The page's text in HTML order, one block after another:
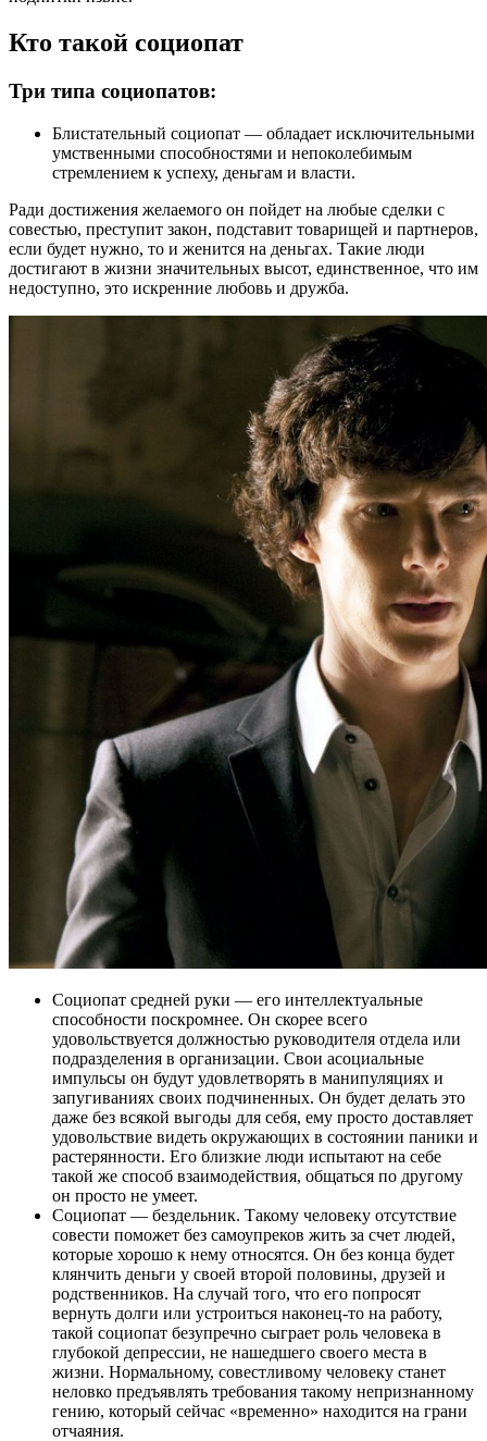
Кто такой социопат
Три типа социопатов:
Блистательный социопат — обладает исключительными
умственными способностями и непоколебимым
стремлением к успеху, деньгам и власти.
Ради достижения желаемого он пойдет на любые сделки с
совестью, преступит закон, подставит товарищей и партнеров,
если будет нужно, то и женится на деньгах. Такие люди
достигают в жизни значительных высот, единственное, что им
недоступно, это искренние любовь и дружба.
Социопат средней руки — его интеллектуальные
способности поскромнее. Он скорее всего
удовольствуется должностью руководителя отдела или
подразделения в организации. Свои асоциальные
импульсы он будут удовлетворять в манипуляциях и
запугиваниях своих подчиненных. Он будет делать это
даже без всякой выгоды для себя, ему просто доставляет
удовольствие видеть окружающих в состоянии паники и
растерянности. Его близкие люди испытают на себе
такой же способ взаимодействия, общаться по другому
он просто не умеет.
Социопат — бездельник. Такому человеку отсутствие
совести поможет без самоупреков жить за счет людей,
которые хорошо к нему относятся. Он без конца будет
клянчить деньги у своей второй половины, друзей и
родственников. На случай того, что его попросят
вернуть долги или устроиться наконец-то на работу,
такой социопат безупречно сыграет роль человека в
глубокой депрессии, не нашедшего своего места в
жизни. Нормальному, совестливому человеку станет
неловко предъявлять требования такому непризнанному
гению, который сейчас «временно» находится на грани
отчаяния.